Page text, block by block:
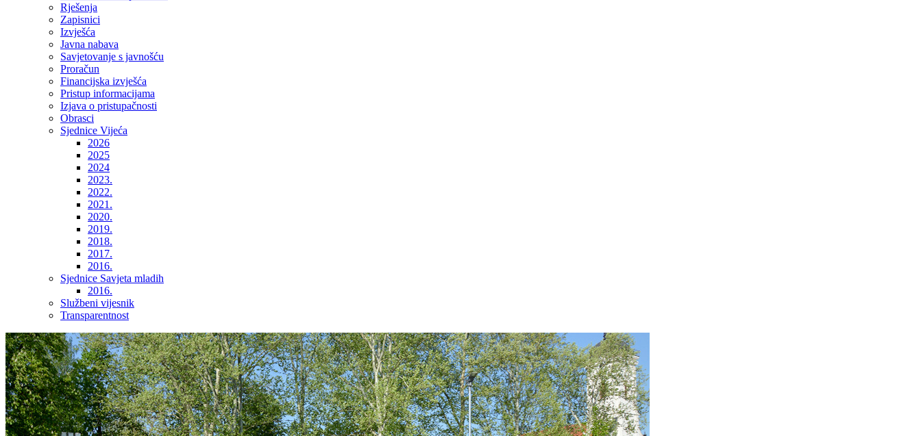
Rješenja
Zapisnici
Izvješća
Javna nabava
Savjetovanje s javnošću
Proračun
Financijska izvješća
Pristup informacijama
Izjava o pristupačnosti
Obrasci
Sjednice Vijeća
2026
2025
2024
2023.
2022.
2021.
2020.
2019.
2018.
2017.
2016.
Sjednice Savjeta mladih
2016.
Službeni vijesnik
Transparentnost